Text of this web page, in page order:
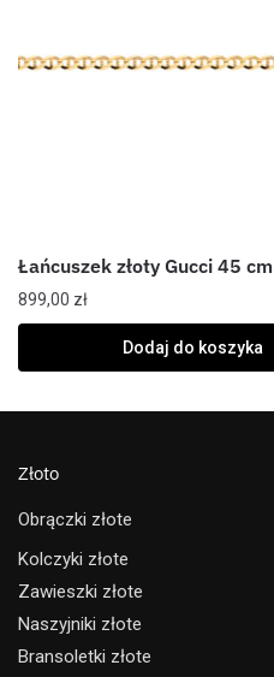
Łańcuszek złoty Gucci 45 cm
899,00 zł
Dodaj do koszyka
Złoto
Obrączki złote
Kolczyki złote
Zawieszki złote
Naszyjniki złote
Bransoletki złote